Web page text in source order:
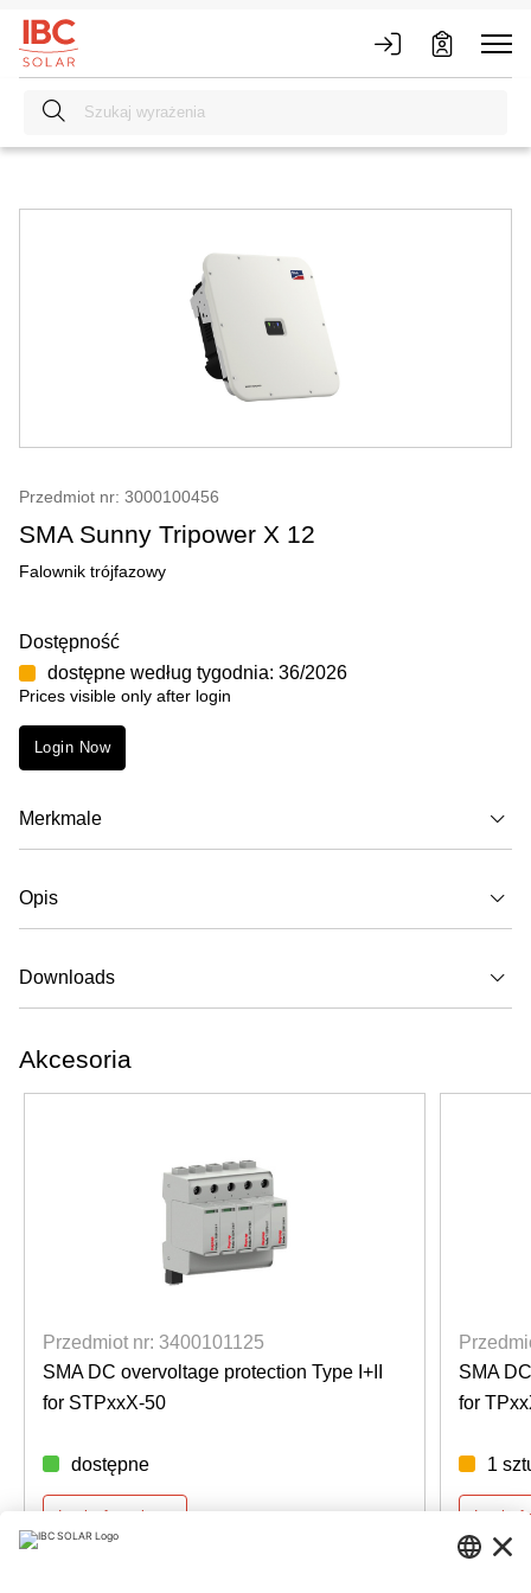
Przedmiot nr: 3000100456
SMA Sunny Tripower X 12
Falownik trójfazowy
Dostępność
dostępne według tygodnia: 36/2026
Prices visible only after login
Login Now
Merkmale
Opis
Downloads
Akcesoria
Przedmiot nr: 3400101125
SMA DC overvoltage protection Type I+II
for STPxxX-50
dostępne
Login for prices
SMA
for
1
Login